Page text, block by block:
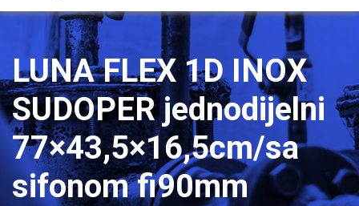
LUNA FLEX 1D INOX
SUDOPER jednodijelni
77×43,5×16,5cm/sa
sifonom fi90mm